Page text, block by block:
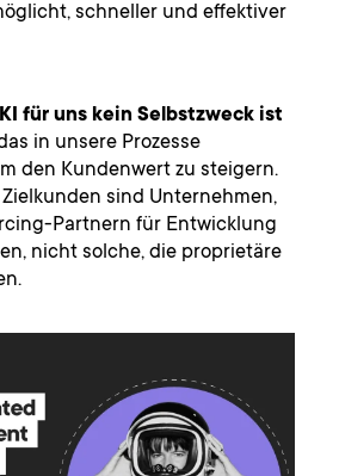
schneller und effektiver
KI für uns kein Selbstzweck ist
in unsere Prozesse
den Kundenwert zu steigern.
sind Unternehmen,
Partnern für Entwicklung
nicht solche, die proprietäre